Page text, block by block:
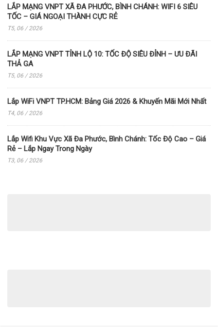
LẮP MẠNG VNPT XÃ ĐA PHƯỚC, BÌNH CHÁNH: WIFI 6 SIÊU
TỐC – GIÁ NGOẠI THÀNH CỰC RẺ
T5, 06 / 2026
LẮP MẠNG VNPT TỈNH LỘ 10: TỐC ĐỘ SIÊU ĐỈNH – ƯU ĐÃI
THẢ GA
T5, 06 / 2026
Lắp WiFi VNPT TP.HCM: Bảng Giá 2026 & Khuyến Mãi Mới Nhất
T4, 06 / 2026
Lắp Wifi Khu Vực Xã Đa Phước, Bình Chánh: Tốc Độ Cao – Giá
Rẻ – Lắp Ngay Trong Ngày
T3, 06 / 2026